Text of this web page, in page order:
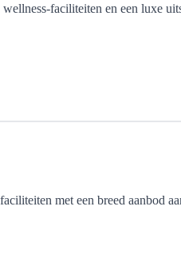
faciliteiten en een luxe
met een breed aanbod